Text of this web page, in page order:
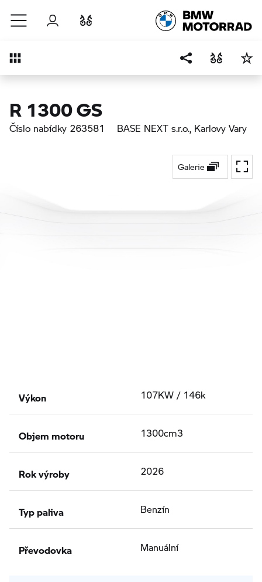
Přejít na hlavní obsah
Přihlášení
Přehled
R 1300 GS
Číslo nabídky 263581 BASE NEXT s.r.o., Karlovy Vary
Galerie
Výkon 107KW / 146k
Objem motoru 1300cm3
Rok výroby 2026
Typ paliva Benzín
Převodovka Manuální